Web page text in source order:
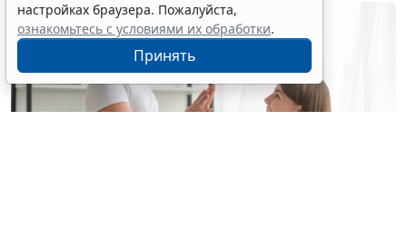
настройках браузера. Пожалуйста,
ознакомьтесь с условиями их обработки.
Принять